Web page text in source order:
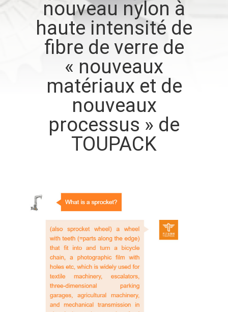
CONTRÔLE
CONTACTEZ-
NOUVELLES
DEMANDEZ
UN DEVIS
nouveau nylon à
haute intensité de
fibre de verre de
« nouveaux
matériaux et de
nouveaux
processus » de
TOUPACK